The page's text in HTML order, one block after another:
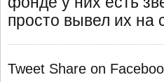
просто вывел их на
Tweet Share on